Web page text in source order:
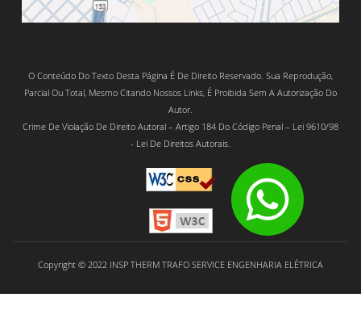
O Conteúdo Do Texto Desta Página É De Direito Reservado. Sua Reprodução,
Parcial Ou Total, Mesmo Citando Nossos Links, É Proibida Sem A Autorização Do
Autor.
Crime De Violação De Direito Autoral – Artigo 184 Do Código Penal – Lei 9610/98
- Lei De Direitos Autorais.
Copyright © 2022 INSP THERM TRAFO SERVICE ENGENHARIA ELÉTRICA